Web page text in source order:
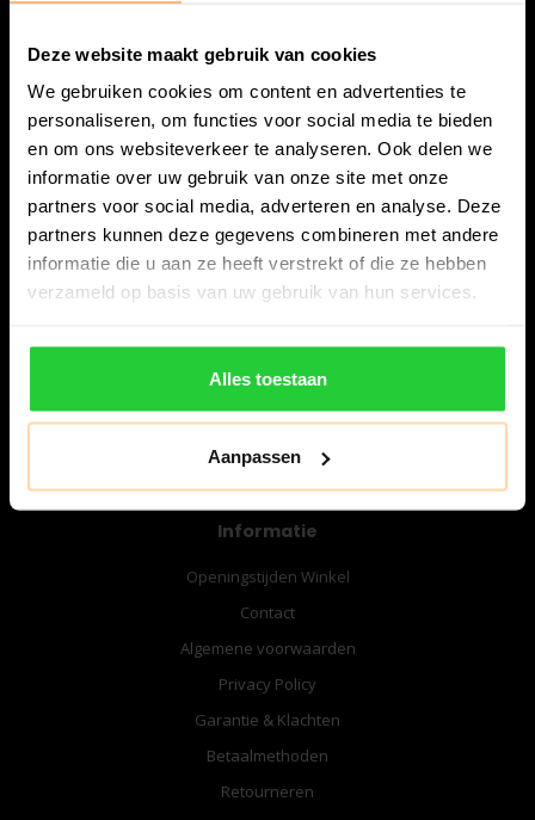
Deze website maakt gebruik van cookies
We gebruiken cookies om content en advertenties te
personaliseren, om functies voor social media te bieden
en om ons websiteverkeer te analyseren. Ook delen we
informatie over uw gebruik van onze site met onze
partners voor social media, adverteren en analyse. Deze
partners kunnen deze gegevens combineren met andere
informatie die u aan ze heeft verstrekt of die ze hebben
verzameld op basis van uw gebruik van hun services.
Alles toestaan
Aanpassen
Bespanracket.nl is dé racketspecialist van Lelystad en
omstreken.
Snijdersstraat 6
8224 AA Lelystad
Nederland
Informatie
Openingstijden Winkel
Contact
Algemene voorwaarden
Privacy Policy
Garantie & Klachten
Betaalmethoden
Retourneren